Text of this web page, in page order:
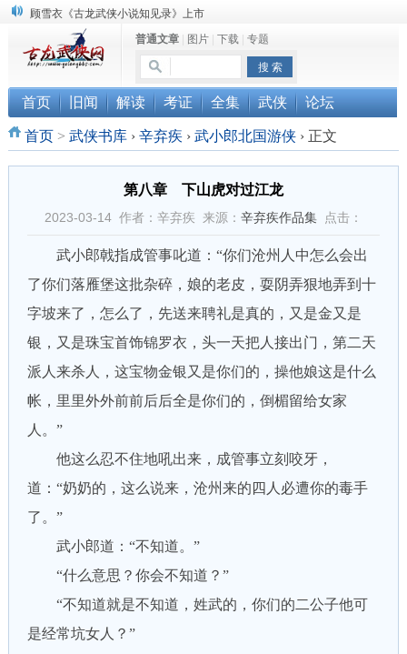
顾雪衣《古龙武侠小说知见录》上市
“武侠书库”查缺补漏活动圆满结束
《古龙小说原貌探究》修订版已上市
普通文章| 图片| 下载| 专题
首页 旧闻 解读 考证 全集 武侠 论坛
首页> 武侠书库 › 辛弃疾 › 武小郎北国游侠 ›正文
第八章 下山虎对过江龙
2023-03-14 作者：辛弃疾 来源： 辛弃疾作品集点击：
武小郎戟指成管事叱道：“你们沧州人中怎么会出
了你们落雁堡这批杂碎，娘的老皮，耍阴弄狠地弄到十
字坡来了，怎么了，先送来聘礼是真的，又是金又是
银，又是珠宝首饰锦罗衣，头一天把人接出门，第二天
派人来杀人，这宝物金银又是你们的，操他娘这是什么
帐，里里外外前前后后全是你们的，倒楣留给女家
人。”
他这么忍不住地吼出来，成管事立刻咬牙，
道：“奶奶的，这么说来，沧州来的四人必遭你的毒手
了。”
武小郎道：“不知道。”
“什么意思？你会不知道？”
“不知道就是不知道，姓武的，你们的二公子他可
是经常坑女人？”